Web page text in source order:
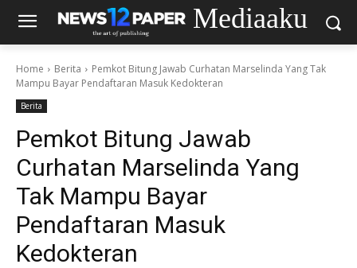
Mediaaku
Home Berita
Pemkot Bitung Jawab Curhatan Marselinda Yang Tak
Mampu Bayar Pendaftaran Masuk Kedokteran
Berita
Pemkot Bitung Jawab
Curhatan Marselinda Yang
Tak Mampu Bayar
Pendaftaran Masuk
Kedokteran